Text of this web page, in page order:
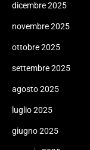
dicembre 2025
novembre 2025
ottobre 2025
settembre 2025
agosto 2025
luglio 2025
giugno 2025